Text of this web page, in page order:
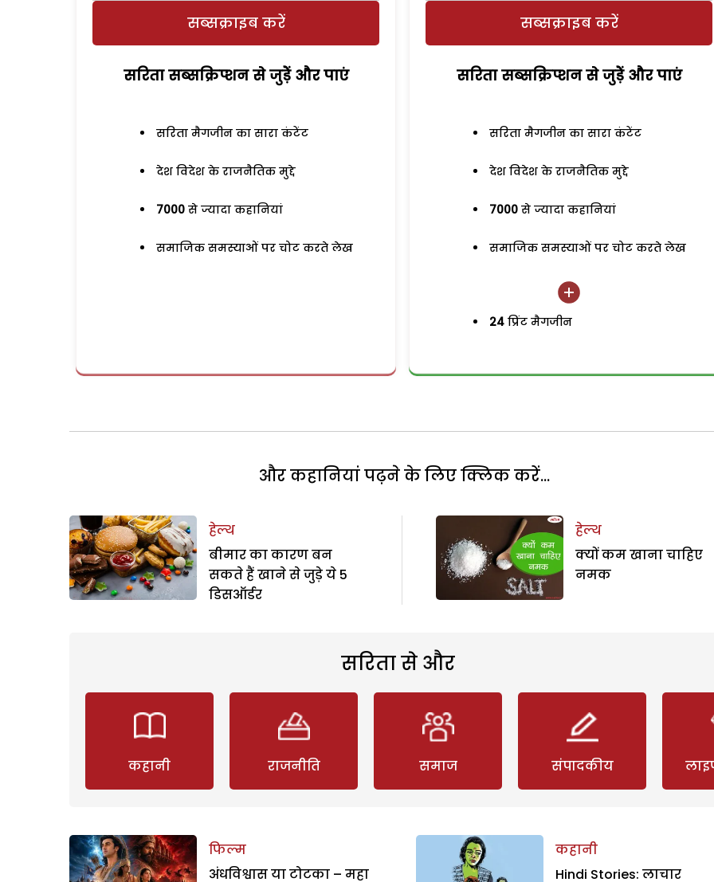
सब्सक्राइब करें
सरिता सब्सक्रिप्शन से जुड़ेें और पाएं
सरिता मैगजीन का सारा कंटेंट
देश विदेश के राजनैतिक मुद्दे
7000 से ज्यादा कहानियां
समाजिक समस्याओं पर चोट करते लेख
सब्सक्राइब करें
सरिता सब्सक्रिप्शन से जुड़ेें और पाएं
सरिता मैगजीन का सारा कंटेंट
देश विदेश के राजनैतिक मुद्दे
7000 से ज्यादा कहानियां
समाजिक समस्याओं पर चोट करते लेख
24 प्रिंट मैगजीन
और कहानियां पढ़ने के लिए क्लिक करें...
हेल्थ
बीमार का कारण बन
सकते हैं खाने से जुड़े ये 5
डिसऑर्डर
हेल्थ
क्यों कम खाना चाहिए
नमक
सरिता से और
कहानी राजनीति समाज संपादकीय
फिल्म
अंधविश्वास या टोटका – महा
कहानी
Hindi Stories: लाचार